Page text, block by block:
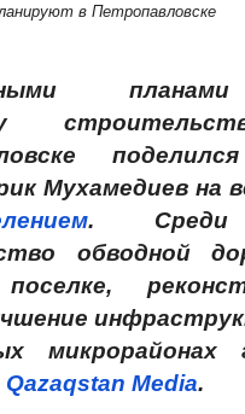
в Петропавловске
Мухамедиев на
.
обводной
микрорайонах
Qazaqstan Media.